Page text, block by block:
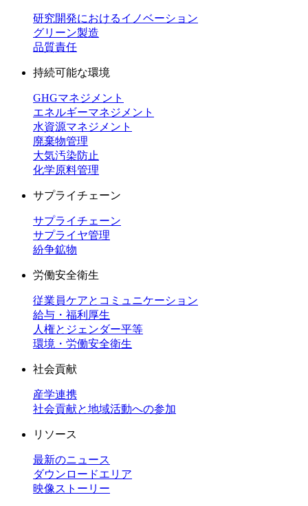
研究開発におけるイノベーション
グリーン製造
品質責任
持続可能な環境
GHGマネジメント
エネルギーマネジメント
水資源マネジメント
廃棄物管理
大気汚染防止
化学原料管理
サプライチェーン
サプライチェーン
サプライヤ管理
紛争鉱物
労働安全衛生
従業員ケアとコミュニケーション
給与・福利厚生
人権とジェンダー平等
環境・労働安全衛生
社会貢献
産学連携
社会貢献と地域活動への参加
リソース
最新のニュース
ダウンロードエリア
映像ストーリー